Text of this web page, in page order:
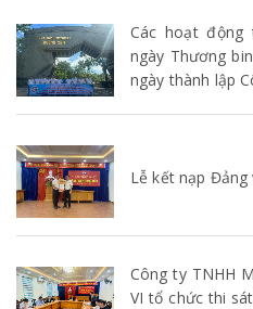
Các hoạt
ngày Thương
ngày thành lập
Lễ kết nạp Đảng
Công ty TNHH
VI tổ chức thi